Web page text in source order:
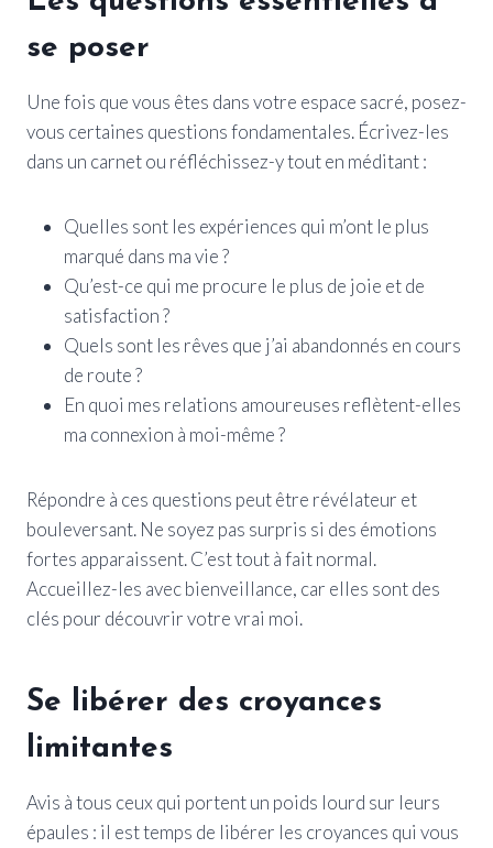
se poser
Une fois que vous êtes dans votre espace sacré, posez-
vous certaines questions fondamentales. Écrivez-les
dans un carnet ou réfléchissez-y tout en méditant :
Quelles sont les expériences qui m’ont le plus
marqué dans ma vie ?
Qu’est-ce qui me procure le plus de joie et de
satisfaction ?
Quels sont les rêves que j’ai abandonnés en cours
de route ?
En quoi mes relations amoureuses reflètent-elles
ma connexion à moi-même ?
Répondre à ces questions peut être révélateur et
bouleversant. Ne soyez pas surpris si des émotions
fortes apparaissent. C’est tout à fait normal.
Accueillez-les avec bienveillance, car elles sont des
clés pour découvrir votre vrai moi.
Se libérer des croyances
limitantes
Avis à tous ceux qui portent un poids lourd sur leurs
épaules : il est temps de libérer les croyances qui vous